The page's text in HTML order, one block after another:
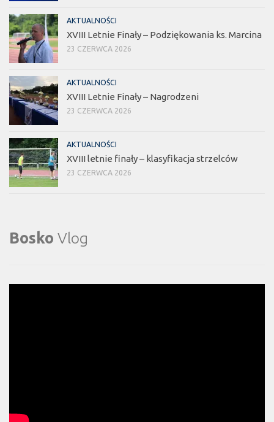
AKTUALNOŚCI
XVIII Letnie Finały – Podziękowania ks. Marcina
23 CZERWCA 2026
AKTUALNOŚCI
XVIII Letnie Finały – Nagrodzeni
23 CZERWCA 2026
AKTUALNOŚCI
XVIII letnie finały – klasyfikacja strzelców
23 CZERWCA 2026
Bosko Vlog